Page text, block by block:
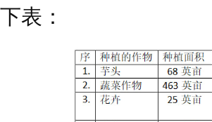
下表：